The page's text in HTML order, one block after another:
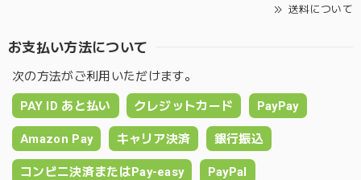
送料について
お支払い方法について
次の方法がご利用いただけます。
PAY ID あと払い クレジットカード PayPay
Amazon Pay キャリア決済 銀行振込
コンビニ決済またはPay-easy PayPal